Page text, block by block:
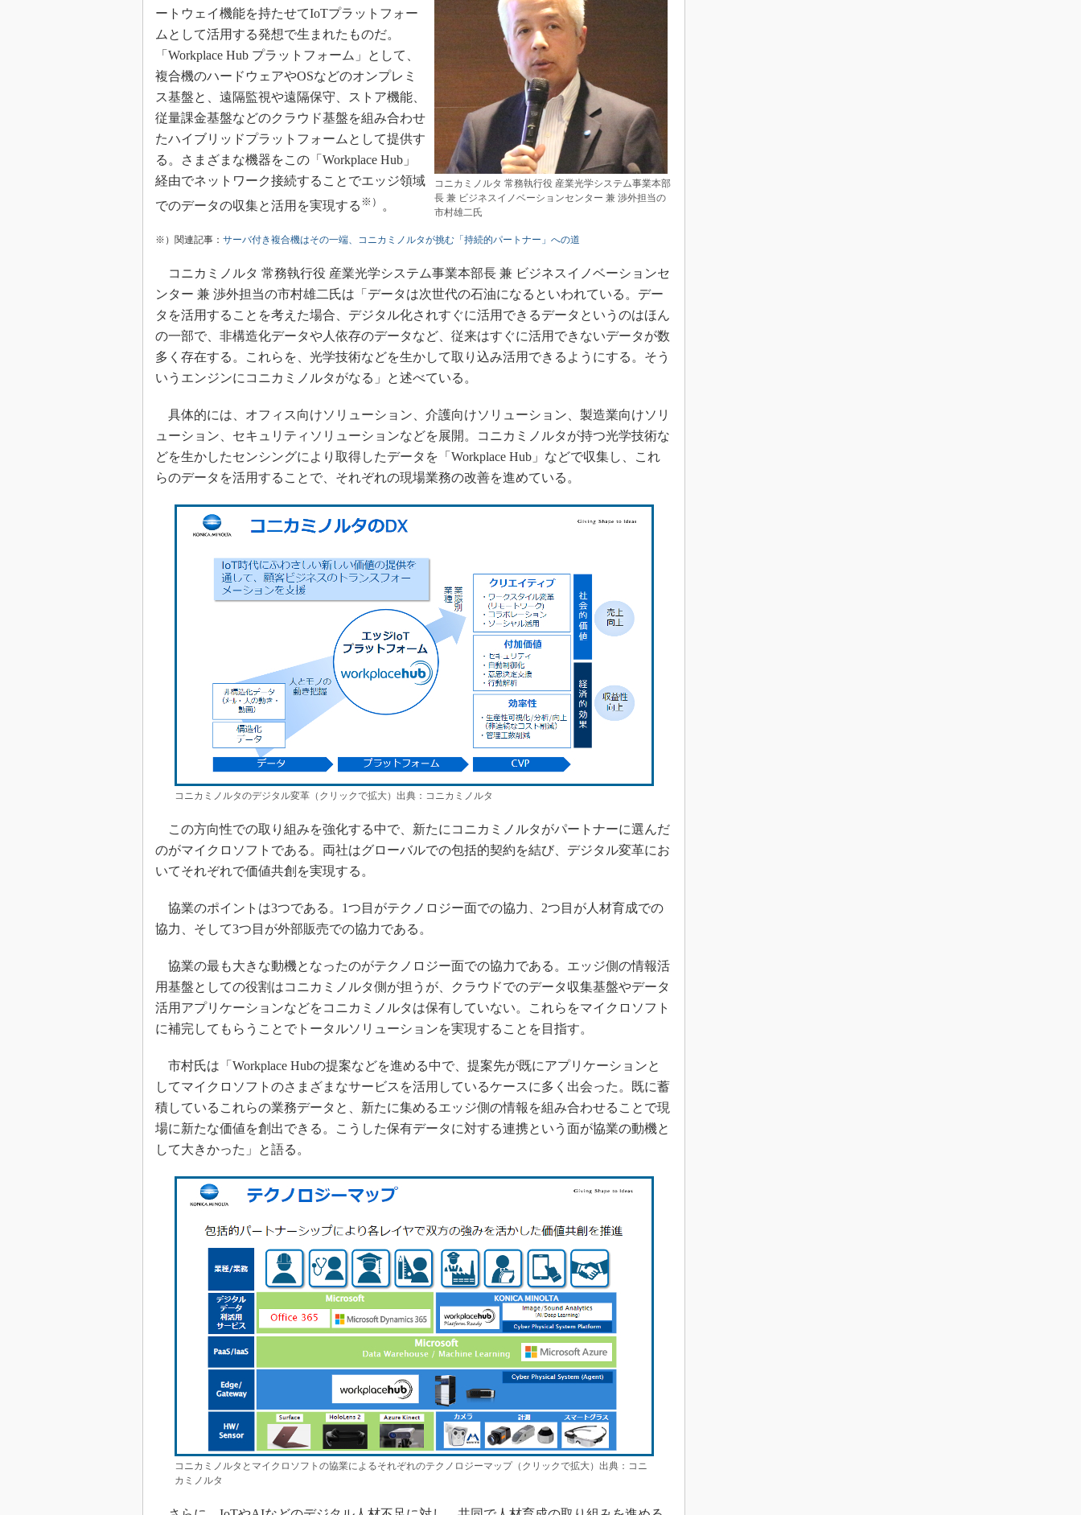
コニカミノルタ 常務執行役 産業光学システム事業本部
長 兼 ビジネスイノベーションセンター 兼 渉外担当の
市村雄二氏
ートウェイ機能を持たせてIoTプラットフォー
ムとして活用する発想で生まれたものだ。
「Workplace Hub プラットフォーム」として、
複合機のハードウェアやOSなどのオンプレミ
ス基盤と、遠隔監視や遠隔保守、ストア機能、
従量課金基盤などのクラウド基盤を組み合わせ
たハイブリッドプラットフォームとして提供す
る。さまざまな機器をこの「Workplace Hub」
経由でネットワーク接続することでエッジ領域
でのデータの収集と活用を実現する ※） 。
※）関連記事： サーバ付き複合機はその一端、コニカミノルタが挑む「持続的パートナー」への道
コニカミノルタ 常務執行役 産業光学システム事業本部長 兼 ビジネスイノベーションセ
ンター 兼 渉外担当の市村雄二氏は「データは次世代の石油になるといわれている。デー
タを活用することを考えた場合、デジタル化されすぐに活用できるデータというのはほん
の一部で、非構造化データや人依存のデータなど、従来はすぐに活用できないデータが数
多く存在する。これらを、光学技術などを生かして取り込み活用できるようにする。そう
いうエンジンにコニカミノルタがなる」と述べている。
具体的には、オフィス向けソリューション、介護向けソリューション、製造業向けソリ
ューション、セキュリティソリューションなどを展開。コニカミノルタが持つ光学技術な
どを生かしたセンシングにより取得したデータを「Workplace Hub」などで収集し、これ
らのデータを活用することで、それぞれの現場業務の改善を進めている。
コニカミノルタのデジタル変革（クリックで拡大）出典：コニカミノルタ
この方向性での取り組みを強化する中で、新たにコニカミノルタがパートナーに選んだ
のがマイクロソフトである。両社はグローバルでの包括的契約を結び、デジタル変革にお
いてそれぞれで価値共創を実現する。
協業のポイントは3つである。1つ目がテクノロジー面での協力、2つ目が人材育成での
協力、そして3つ目が外部販売での協力である。
協業の最も大きな動機となったのがテクノロジー面での協力である。エッジ側の情報活
用基盤としての役割はコニカミノルタ側が担うが、クラウドでのデータ収集基盤やデータ
活用アプリケーションなどをコニカミノルタは保有していない。これらをマイクロソフト
に補完してもらうことでトータルソリューションを実現することを目指す。
市村氏は「Workplace Hubの提案などを進める中で、提案先が既にアプリケーションと
してマイクロソフトのさまざまなサービスを活用しているケースに多く出会った。既に蓄
積しているこれらの業務データと、新たに集めるエッジ側の情報を組み合わせることで現
場に新たな価値を創出できる。こうした保有データに対する連携という面が協業の動機と
して大きかった」と語る。
コニカミノルタとマイクロソフトの協業によるそれぞれのテクノロジーマップ（クリックで拡大）出典：コニ
カミノルタ